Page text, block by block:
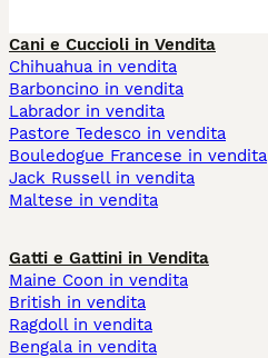
Cani e Cuccioli in Vendita
Chihuahua in vendita
Barboncino in vendita
Labrador in vendita
Pastore Tedesco in vendita
Bouledogue Francese in vendita
Jack Russell in vendita
Maltese in vendita
Gatti e Gattini in Vendita
Maine Coon in vendita
British in vendita
Ragdoll in vendita
Bengala in vendita